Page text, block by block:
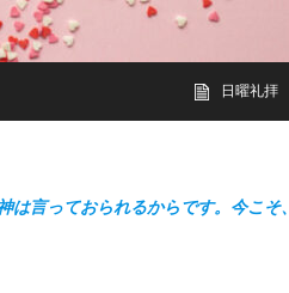
日曜礼拝
言っておられるからです。今こそ、